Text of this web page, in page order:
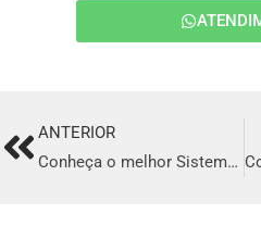
PrevANTERIOR
Conheça o melhor Sistema para Delivery em Recife